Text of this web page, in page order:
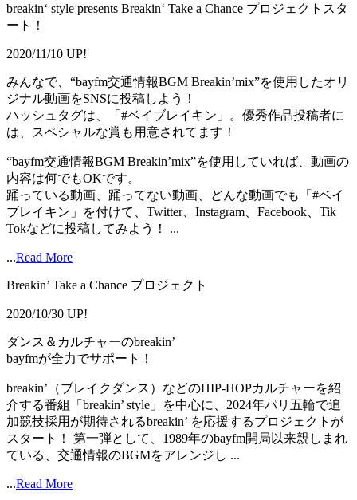
breakin‘ style presents Breakin‘ Take a Chance プロジェクトスタ
ート！
2020/11/10 UP!
みんなで、“bayfm交通情報BGM Breakin’mix”を使用したオリ
ジナル動画をSNSに投稿しよう！
ハッシュタグは、「#ベイブレイキン」。優秀作品投稿者に
は、スペシャルな賞も用意されてます！
“bayfm交通情報BGM Breakin’mix”を使用していれば、動画の
内容は何でもOKです。
踊っている動画、踊ってない動画、どんな動画でも「#ベイ
ブレイキン」を付けて、Twitter、Instagram、Facebook、Tik
Tokなどに投稿してみよう！ ...
...Read More
Breakin’ Take a Chance プロジェクト
2020/10/30 UP!
ダンス＆カルチャーのbreakin’
bayfmが全力でサポート！
breakin’（ブレイクダンス）などのHIP-HOPカルチャーを紹
介する番組「breakin’ style」を中心に、2024年パリ五輪で追
加競技採用が期待されるbreakin’ を応援するプロジェクトが
スタート！ 第一弾として、1989年のbayfm開局以来親しまれ
ている、交通情報のBGMをアレンジし ...
...Read More